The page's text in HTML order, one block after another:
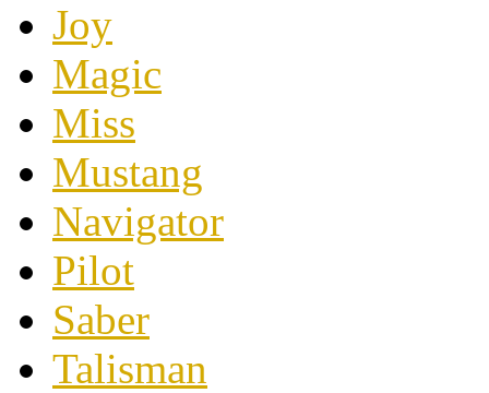
Joy
Magic
Miss
Mustang
Navigator
Pilot
Saber
Talisman